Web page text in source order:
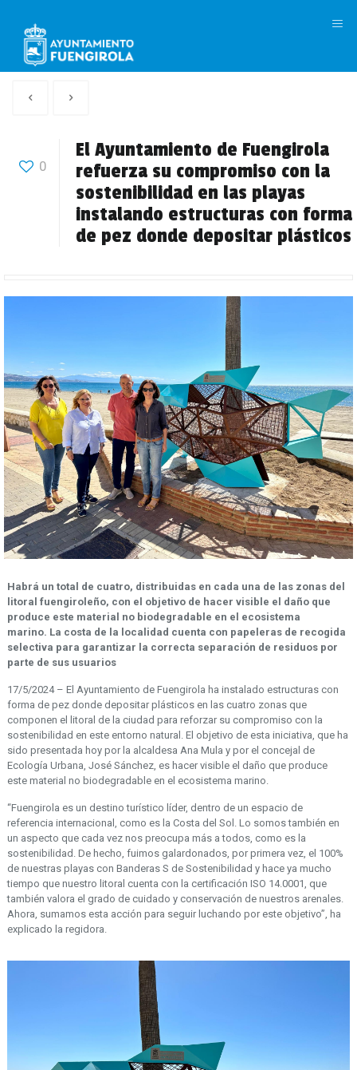
anterior
0
El Ayuntamiento de Fuengirola
refuerza su compromiso con la
sostenibilidad en las playas
instalando estructuras con forma
de pez donde depositar plásticos
Habrá un total de cuatro, distribuidas en cada una de las zonas del
litoral fuengiroleño, con el objetivo de hacer visible el daño que
produce este material no biodegradable en el ecosistema
marino. La costa de la localidad cuenta con papeleras de recogida
selectiva para garantizar la correcta separación de residuos por
parte de sus usuarios
17/5/2024 – El Ayuntamiento de Fuengirola ha instalado estructuras con
forma de pez donde depositar plásticos en las cuatro zonas que
componen el litoral de la ciudad para reforzar su compromiso con la
sostenibilidad en este entorno natural. El objetivo de esta iniciativa, que ha
sido presentada hoy por la alcaldesa Ana Mula y por el concejal de
Ecología Urbana, José Sánchez, es hacer visible el daño que produce
este material no biodegradable en el ecosistema marino.
“Fuengirola es un destino turístico líder, dentro de un espacio de
referencia internacional, como es la Costa del Sol. Lo somos también en
un aspecto que cada vez nos preocupa más a todos, como es la
sostenibilidad. De hecho, fuimos galardonados, por primera vez, el 100%
de nuestras playas con Banderas S de Sostenibilidad y hace ya mucho
tiempo que nuestro litoral cuenta con la certificación ISO 14.0001, que
también valora el grado de cuidado y conservación de nuestros arenales.
Ahora, sumamos esta acción para seguir luchando por este objetivo”, ha
explicado la regidora.